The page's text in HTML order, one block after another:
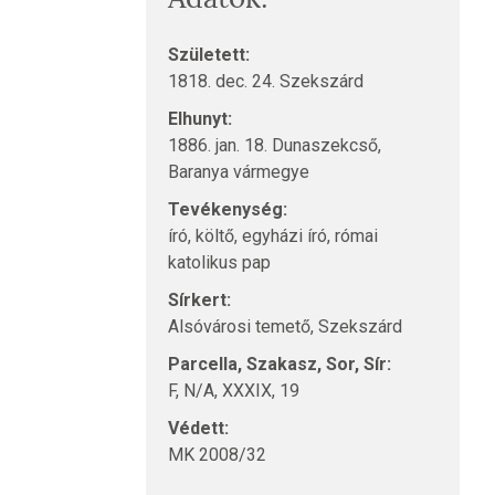
Született:
1818. dec. 24. Szekszárd
Elhunyt:
1886. jan. 18. Dunaszekcső,
Baranya vármegye
Tevékenység:
író, költő, egyházi író, római
katolikus pap
Sírkert:
Alsóvárosi temető, Szekszárd
Parcella, Szakasz, Sor, Sír:
F, N/A, XXXIX, 19
Védett:
MK 2008/32